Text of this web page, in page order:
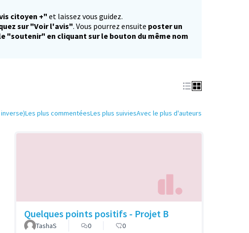
onglet)
citoyen +" et laissez vous guidez.
sur "Voir l'avis". Vous pourrez ensuite poster un
"soutenir" en cliquant sur le bouton du même nom
Les plus commentéesLes plus suiviesAvec le plus d'auteurs
Quelques points positifs - Projet B
TashaS 0 0